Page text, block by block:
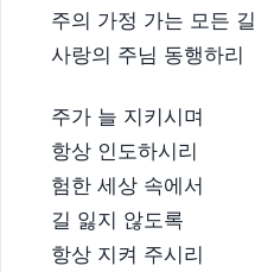
주의 가정 가는 모든 길
사랑의 주님 동행하리​
주가 늘 지키시며
항상 인도하시리
험한 세상 속에서
길 잃지 않도록
항상 지켜 주시리